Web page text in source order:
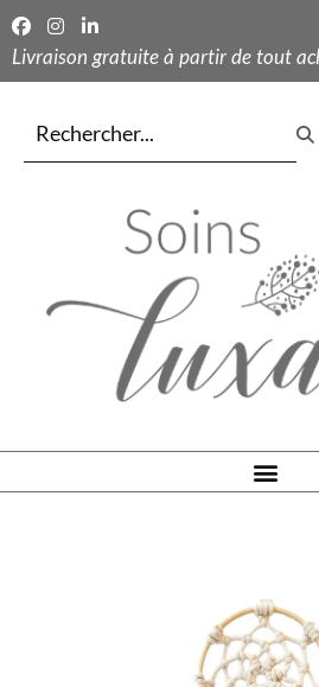
Livraison gratuite à partir de tout